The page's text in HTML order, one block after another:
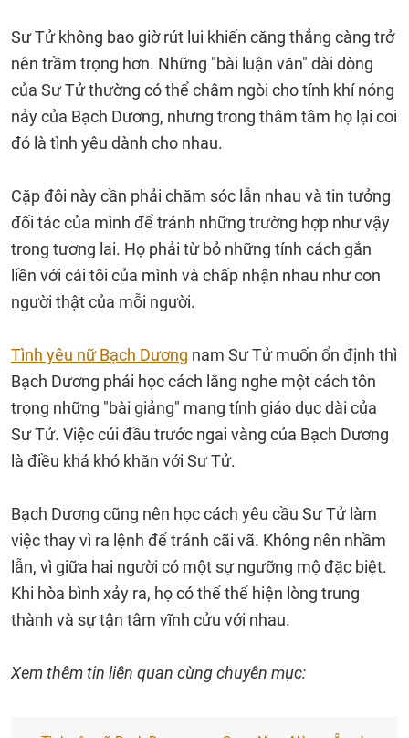
Sư Tử không bao giờ rút lui khiến căng thẳng càng trở
nên trầm trọng hơn. Những "bài luận văn" dài dòng
của Sư Tử thường có thể châm ngòi cho tính khí nóng
nảy của Bạch Dương, nhưng trong thâm tâm họ lại coi
đó là tình yêu dành cho nhau.
Cặp đôi này cần phải chăm sóc lẫn nhau và tin tưởng
đối tác của mình để tránh những trường hợp như vậy
trong tương lai. Họ phải từ bỏ những tính cách gắn
liền với cái tôi của mình và chấp nhận nhau như con
người thật của mỗi người.
Tình yêu nữ Bạch Dương nam Sư Tử muốn ổn định thì
Bạch Dương phải học cách lắng nghe một cách tôn
trọng những "bài giảng" mang tính giáo dục dài của
Sư Tử. Việc cúi đầu trước ngai vàng của Bạch Dương
là điều khá khó khăn với Sư Tử.
Bạch Dương cũng nên học cách yêu cầu Sư Tử làm
việc thay vì ra lệnh để tránh cãi vã. Không nên nhầm
lẫn, vì giữa hai người có một sự ngưỡng mộ đặc biệt.
Khi hòa bình xảy ra, họ có thể thể hiện lòng trung
thành và sự tận tâm vĩnh cửu với nhau.
Xem thêm tin liên quan cùng chuyên mục: